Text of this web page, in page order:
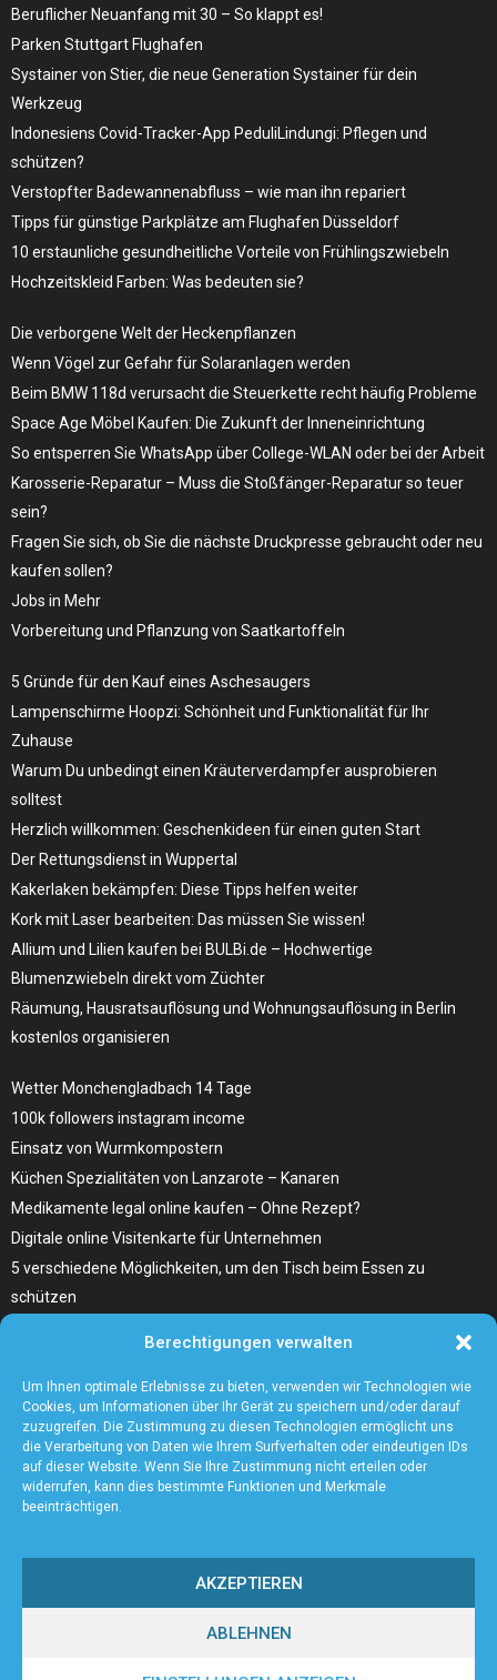
Berechtigungen verwalten
Um Ihnen optimale Erlebnisse zu bieten, verwenden wir Technologien wie
Cookies, um Informationen über Ihr Gerät zu speichern und/oder darauf
zuzugreifen. Die Zustimmung zu diesen Technologien ermöglicht uns
die Verarbeitung von Daten wie Ihrem Surfverhalten oder eindeutigen IDs
auf dieser Website. Wenn Sie Ihre Zustimmung nicht erteilen oder
widerrufen, kann dies bestimmte Funktionen und Merkmale
beeinträchtigen.
AKZEPTIEREN
ABLEHNEN
Beruflicher Neuanfang mit 30 – So klappt es!
Parken Stuttgart Flughafen
Systainer von Stier, die neue Generation Systainer für dein
Werkzeug
Indonesiens Covid-Tracker-App PeduliLindungi: Pflegen und
schützen?
Verstopfter Badewannenabfluss – wie man ihn repariert
Tipps für günstige Parkplätze am Flughafen Düsseldorf
10 erstaunliche gesundheitliche Vorteile von Frühlingszwiebeln
Hochzeitskleid Farben: Was bedeuten sie?
Die verborgene Welt der Heckenpflanzen
Wenn Vögel zur Gefahr für Solaranlagen werden
Beim BMW 118d verursacht die Steuerkette recht häufig Probleme
Space Age Möbel Kaufen: Die Zukunft der Inneneinrichtung
So entsperren Sie WhatsApp über College-WLAN oder bei der Arbeit
Karosserie-Reparatur – Muss die Stoßfänger-Reparatur so teuer
sein?
Fragen Sie sich, ob Sie die nächste Druckpresse gebraucht oder neu
kaufen sollen?
Jobs in Mehr
Vorbereitung und Pflanzung von Saatkartoffeln
5 Gründe für den Kauf eines Aschesaugers
Lampenschirme Hoopzi: Schönheit und Funktionalität für Ihr
Zuhause
Warum Du unbedingt einen Kräuterverdampfer ausprobieren
solltest
Herzlich willkommen: Geschenkideen für einen guten Start
Der Rettungsdienst in Wuppertal
Kakerlaken bekämpfen: Diese Tipps helfen weiter
Kork mit Laser bearbeiten: Das müssen Sie wissen!
Allium und Lilien kaufen bei BULBi.de – Hochwertige
Blumenzwiebeln direkt vom Züchter
Räumung, Hausratsauflösung und Wohnungsauflösung in Berlin
kostenlos organisieren
Wetter Monchengladbach 14 Tage
100k followers instagram income
Einsatz von Wurmkompostern
Küchen Spezialitäten von Lanzarote – Kanaren
Medikamente legal online kaufen – Ohne Rezept?
Digitale online Visitenkarte für Unternehmen
5 verschiedene Möglichkeiten, um den Tisch beim Essen zu
schützen
Wählen Sie den richtigen Fleischzuschnitt, wie zum Beispiel
Hochrippe vom Rind für Ihr Gericht